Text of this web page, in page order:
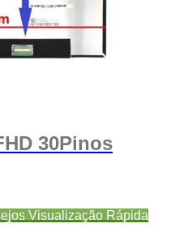
30Pinos
Visualização Rápida